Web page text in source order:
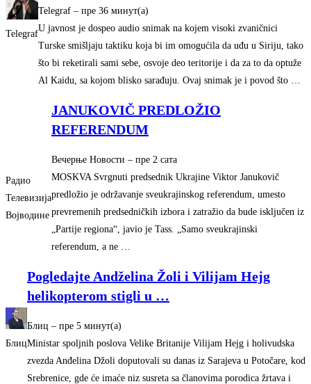
Telegraf
Telegraf – ‎пре 36 минут(а)‎
U javnost je dospeo audio snimak na kojem visoki zvaničnici
Turske smišljaju taktiku koja bi im omogućila da uđu u Siriju, tako
što bi reketirali sami sebe, osvoje deo teritorije i da za to da optuže
Al Kaidu, sa kojom blisko sarađuju. Ovaj snimak je i povod što …
Радио
Телевизија
Војводине
JANUKOVIČ PREDLOŽIO
REFERENDUM
Вечерње Новости – ‎пре 2 сата‎
MOSKVA Svrgnuti predsednik Ukrajine Viktor Janukovič
predložio je održavanje sveukrajinskog referendum, umesto
prevremenih predsedničkih izbora i zatražio da bude isključen iz
„Partije regiona“, javio je Tass. „Samo sveukrajinski
referendum, a ne …
Блиц
Pogledajte Andželina Žoli i Vilijam Hejg
helikopterom stigli u …
Блиц – ‎пре 5 минут(а)‎
Ministar spoljnih poslova Velike Britanije Vilijam Hejg i holivudska
zvezda Anđelina Džoli doputovali su danas iz Sarajeva u Potočare, kod
Srebrenice, gde će imaće niz susreta sa članovima porodica žrtava i